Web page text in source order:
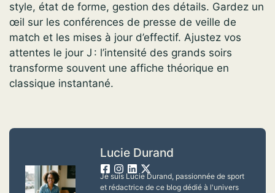
style, état de forme, gestion des détails. Gardez un
œil sur les conférences de presse de veille de
match et les mises à jour d’effectif. Ajustez vos
attentes le jour J : l’intensité des grands soirs
transforme souvent une affiche théorique en
classique instantané.
Lucie Durand
Je suis Lucie Durand, passionnée de sport
et rédactrice de ce blog dédié à l'univers